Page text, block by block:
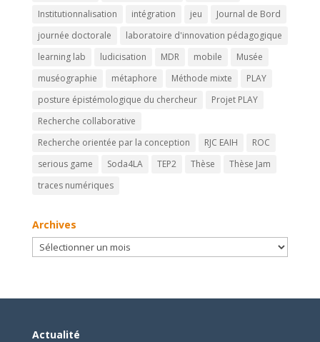
Institutionnalisation
intégration jeu
Journal de Bord
journée doctorale
laboratoire d'innovation pédagogique
learning lab
ludicisation MDR mobile
Musée
muséographie
métaphore Méthode mixte
PLAY
posture épistémologique du chercheur
Projet PLAY
Recherche collaborative
Recherche orientée par la conception
RJC EAIH
ROC
serious game
Soda4LA TEP2 Thèse
Thèse Jam
traces numériques
Archives
Archives
Actualité